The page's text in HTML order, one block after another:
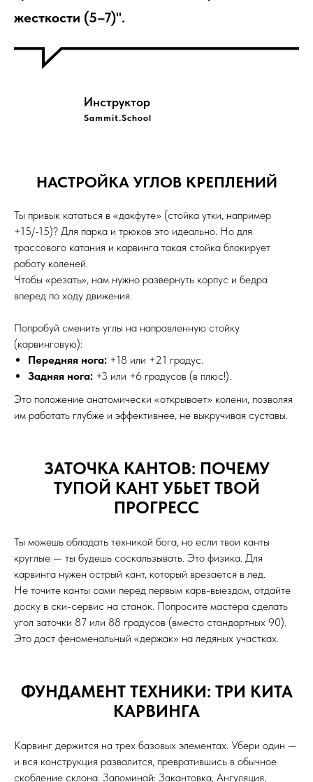
жесткости (5–7)".
Инструктор
Sammit.School
НАСТРОЙКА УГЛОВ КРЕПЛЕНИЙ
Ты привык кататься в «дакфуте» (стойка утки, например
+15/-15)? Для парка и трюков это идеально. Но для
трассового катания и карвинга такая стойка блокирует
работу коленей.
Чтобы «резать», нам нужно развернуть корпус и бедра
вперед по ходу движения.
Попробуй сменить углы на направленную стойку
(карвинговую):
Передняя нога: +18 или +21 градус.
Задняя нога: +3 или +6 градусов (в плюс!).
Это положение анатомически «открывает» колени, позволяя
им работать глубже и эффективнее, не выкручивая суставы.
ЗАТОЧКА КАНТОВ: ПОЧЕМУ
ТУПОЙ КАНТ УБЬЕТ ТВОЙ
ПРОГРЕСС
Ты можешь обладать техникой бога, но если твои канты
круглые — ты будешь соскальзывать. Это физика. Для
карвинга нужен острый кант, который врезается в лед.
Не точите канты сами перед первым карв-выездом, отдайте
доску в ски-сервис на станок. Попросите мастера сделать
угол заточки 87 или 88 градусов (вместо стандартных 90).
Это даст феноменальный «держак» на ледяных участках.
ФУНДАМЕНТ ТЕХНИКИ: ТРИ КИТА
КАРВИНГА
Карвинг держится на трех базовых элементах. Убери один —
и вся конструкция развалится, превратившись в обычное
скобление склона. Запоминай: Закантовка, Ангуляция,